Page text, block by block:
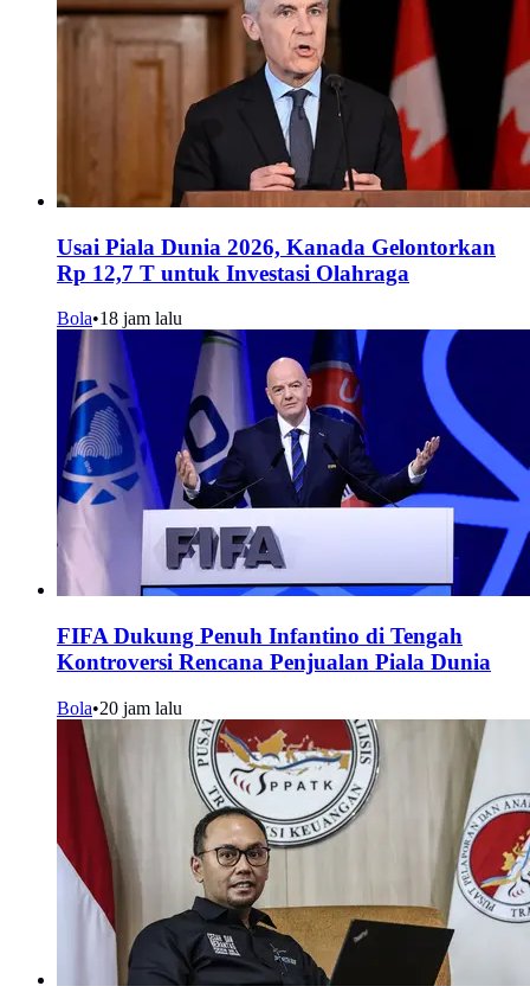
Usai Piala Dunia 2026, Kanada Gelontorkan
Rp 12,7 T untuk Investasi Olahraga
Bola•18 jam lalu
FIFA Dukung Penuh Infantino di Tengah
Kontroversi Rencana Penjualan Piala Dunia
Bola•20 jam lalu